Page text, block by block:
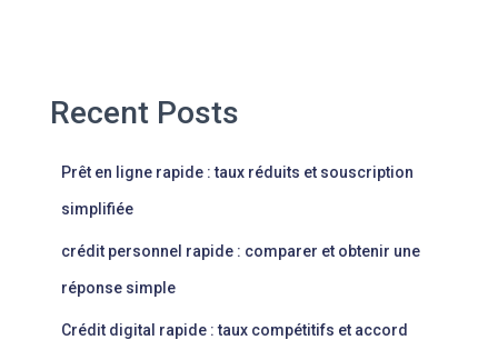
Recent Posts
Prêt en ligne rapide : taux réduits et souscription
simplifiée
crédit personnel rapide : comparer et obtenir une
réponse simple
Crédit digital rapide : taux compétitifs et accord